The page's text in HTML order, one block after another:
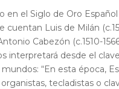
en el Siglo de Oro
Luis de Milán
Cabezón (c.1510-
interpretará desde el
“En esta época,
tecladistas o